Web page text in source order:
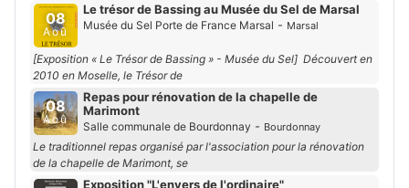
08
Aoû
Le trésor de Bassing au Musée du Sel de Marsal
Musée du Sel Porte de France Marsal - Marsal
[Exposition « Le Trésor de Bassing » - Musée du Sel] Découvert en
2010 en Moselle, le Trésor de
08
Aoû
Repas pour rénovation de la chapelle de
Marimont
Salle communale de Bourdonnay - Bourdonnay
Le traditionnel repas organisé par l'association pour la rénovation
de la chapelle de Marimont, se
Exposition "L'envers de l'ordinaire"